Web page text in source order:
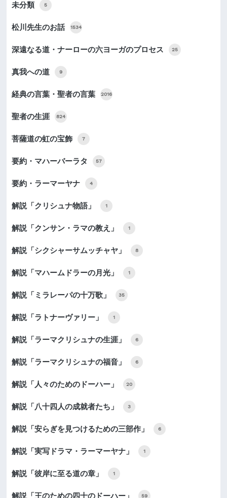
未分類 5
松川先生のお話 1534
深遠なる道・ナーローの六ヨーガのプロセス 25
真我への道 9
経典の言葉・聖者の言葉 2016
聖者の生涯 824
菩薩道の虹の宝飾 7
要約・マハーバーラタ 57
要約・ラーマーヤナ 4
解説「クリシュナ物語」 1
解説「クンサン・ラマの教え」 1
解説「シクシャーサムッチャヤ」 8
解説「マハームドラーの月光」 1
解説「ミラレーパの十万歌」 35
解説「ラトナーヴァリー」 1
解説「ラーマクリシュナの生涯」 6
解説「ラーマクリシュナの福音」 6
解説「人々のためのドーハー」 20
解説「八十四人の成就者たち」 3
解説「安らぎを見つけるための三部作」 6
解説「実写ドラマ・ラーマーヤナ」 1
解説「彼岸に至る道の章」 1
解説「王のための四十のドーハー」 59